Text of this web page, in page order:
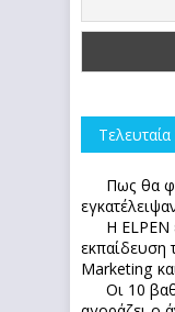
Πως θα
Η ELPEN
εκπαίδευση
Marketing
Οι 10